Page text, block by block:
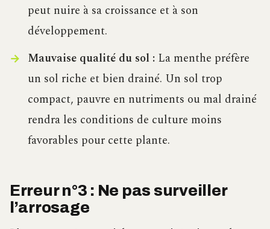
peut nuire à sa croissance et à son
développement.
Mauvaise qualité du sol :La menthe préfère
un sol riche et bien drainé. Un sol trop
compact, pauvre en nutriments ou mal drainé
rendra les conditions de culture moins
favorables pour cette plante.
Erreur n°3 : Ne pas surveiller
l’arrosage